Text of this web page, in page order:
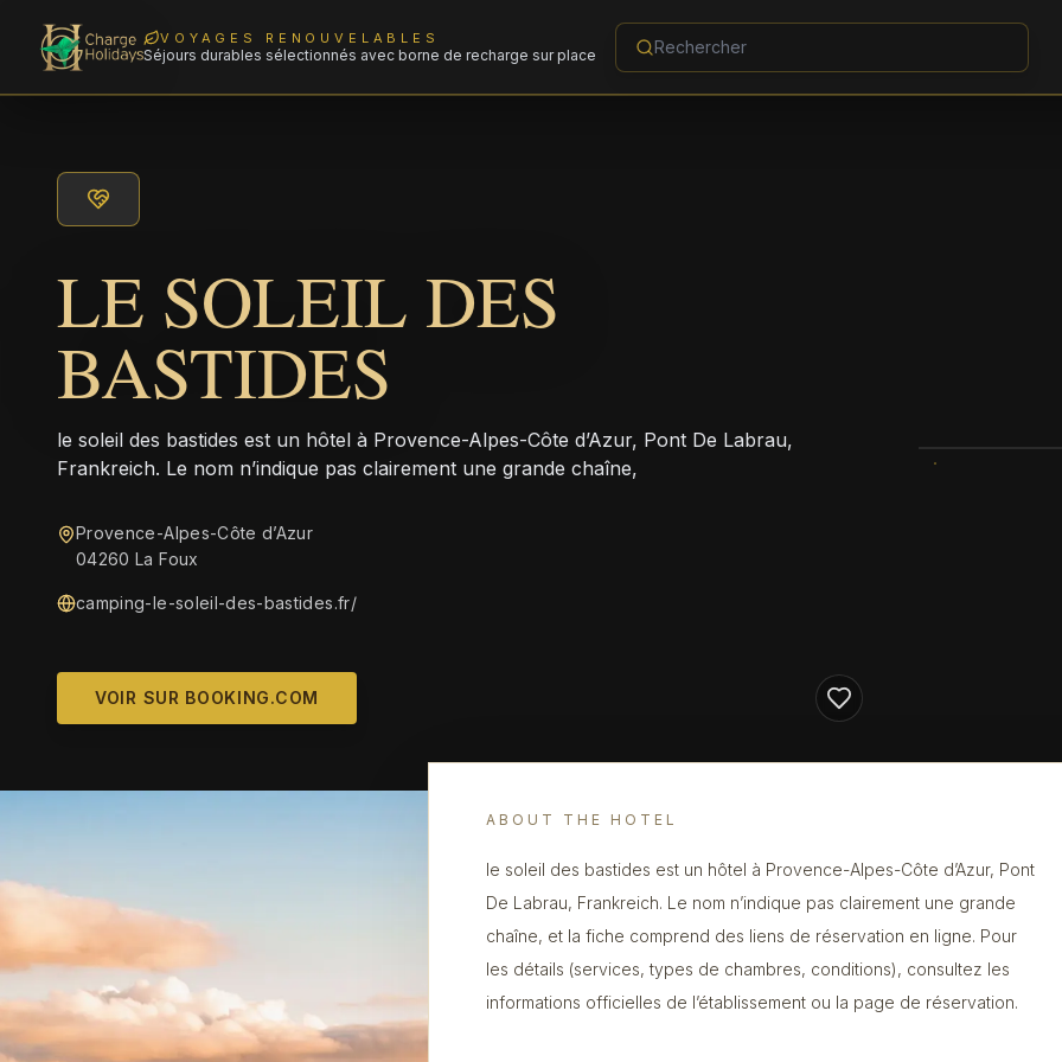
VOYAGES RENOUVELABLES
Séjours durables sélectionnés avec borne de recharge sur place
LE SOLEIL DES
BASTIDES
le soleil des bastides est un hôtel à Provence-Alpes-Côte d’Azur, Pont De Labrau,
Frankreich. Le nom n’indique pas clairement une grande chaîne,
Provence-Alpes-Côte d’Azur
04260 La Foux
camping-le-soleil-des-bastides.fr/
VOIR SUR BOOKING.COM
ABOUT THE HOTEL
le soleil des bastides est un hôtel à Provence-Alpes-Côte d’Azur, Pont
De Labrau, Frankreich. Le nom n’indique pas clairement une grande
chaîne, et la fiche comprend des liens de réservation en ligne. Pour
les détails (services, types de chambres, conditions), consultez les
informations officielles de l’établissement ou la page de réservation.